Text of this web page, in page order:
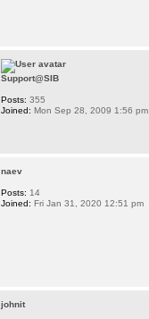
Support@SIB
Posts: 355
Joined: Mon Sep 28, 2009 1:56 pm
naev
Posts: 14
Joined: Fri Jan 31, 2020 12:51 pm
johnit